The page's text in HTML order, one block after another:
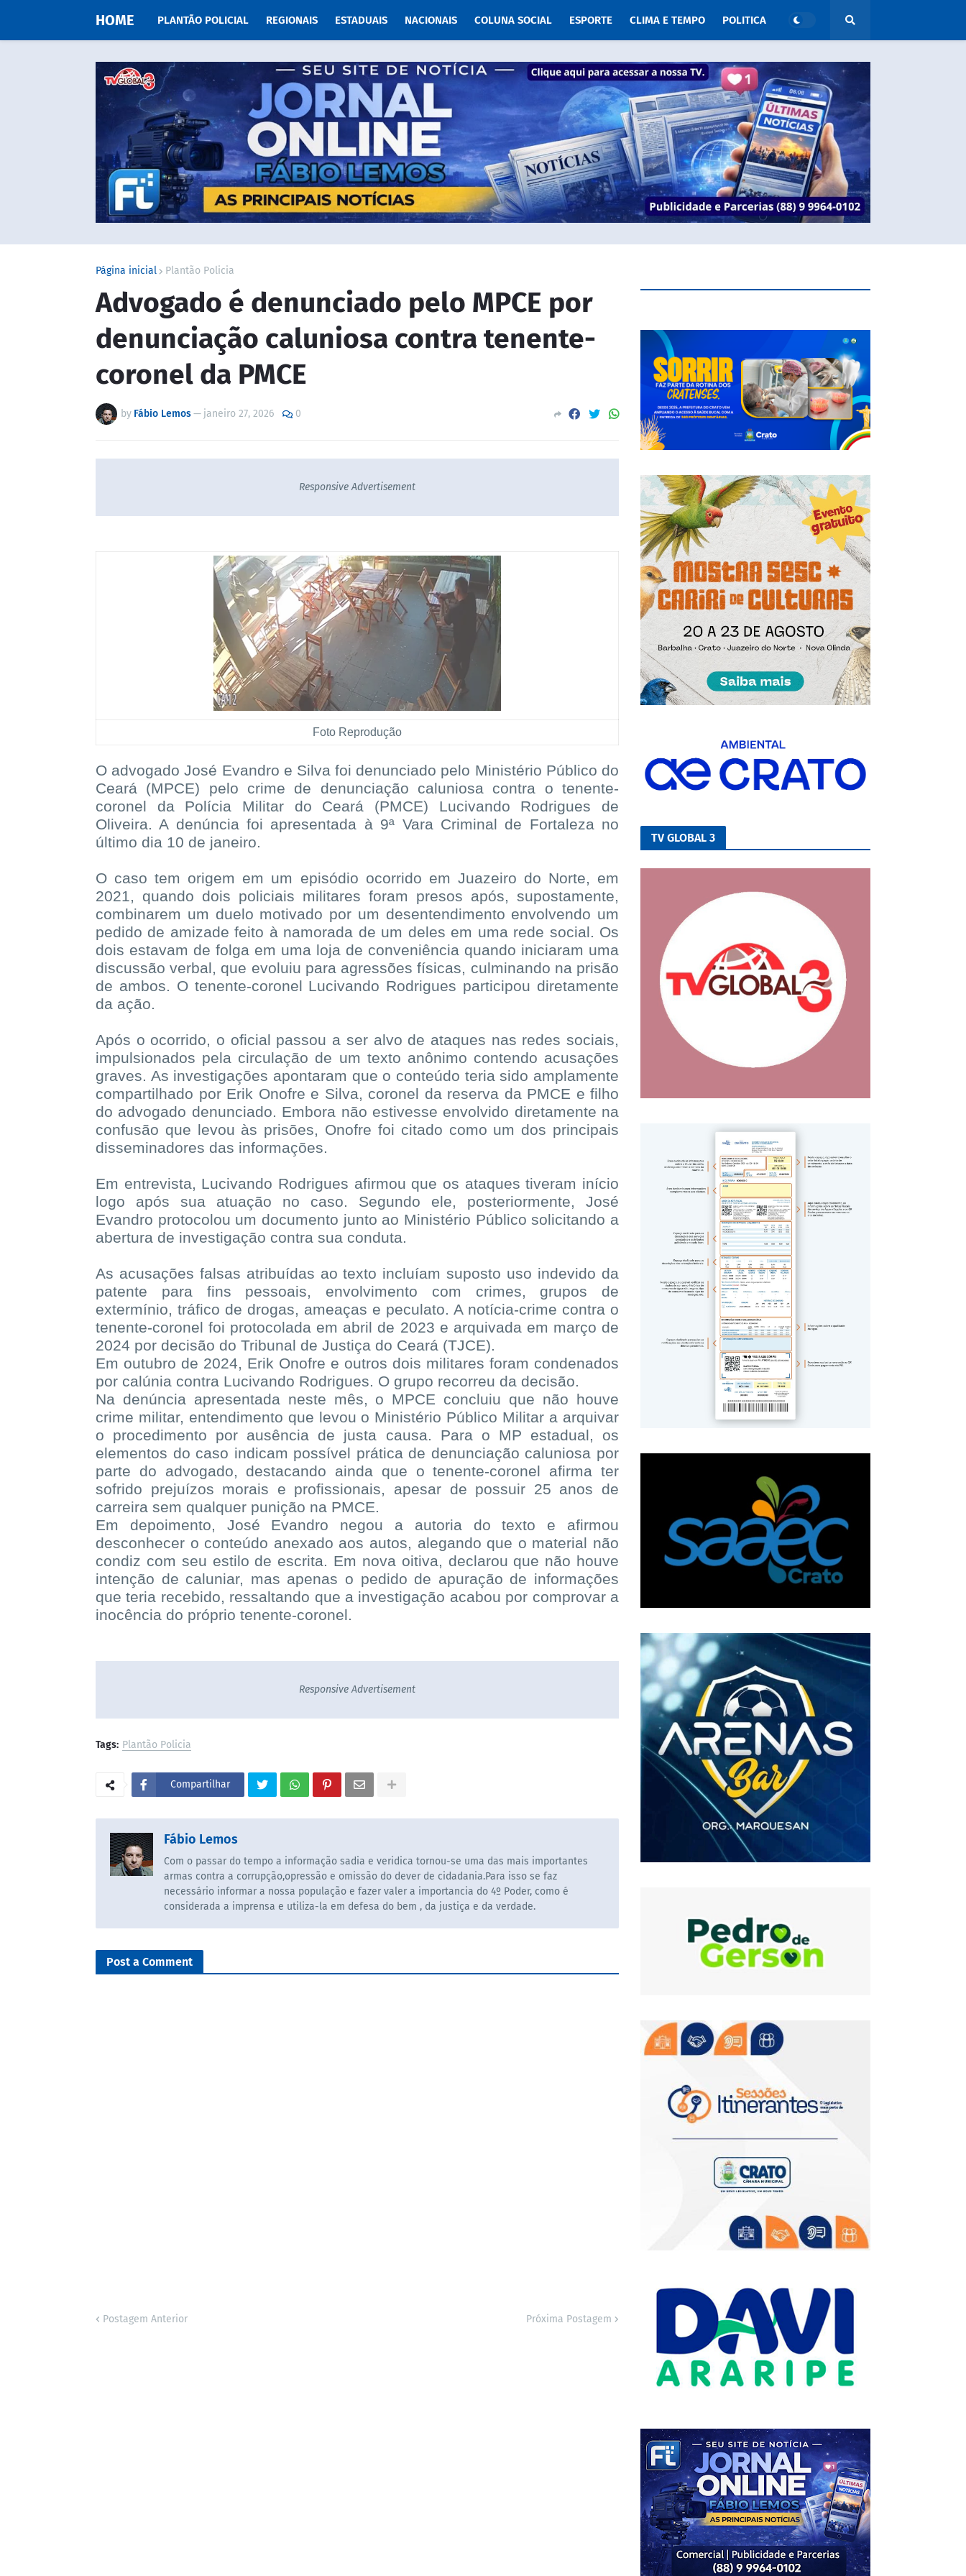
HOME PLANTÃO POLICIAL REGIONAIS ESTADUAIS NACIONAIS COLUNA SOCIAL ESPORTE CLIMA E TEMPO POLITICA
Página inicial Plantão Policia
Advogado é denunciado pelo MPCE por
denunciação caluniosa contra tenente-
coronel da PMCE
by Fábio Lemos— janeiro 27, 2026 0
Responsive Advertisement
Foto Reprodução
O advogado José Evandro e Silva foi denunciado pelo Ministério Público do
Ceará (MPCE) pelo crime de denunciação caluniosa contra o tenente-
coronel da Polícia Militar do Ceará (PMCE) Lucivando Rodrigues de
Oliveira. A denúncia foi apresentada à 9ª Vara Criminal de Fortaleza no
último dia 10 de janeiro.
O caso tem origem em um episódio ocorrido em Juazeiro do Norte, em
2021, quando dois policiais militares foram presos após, supostamente,
combinarem um duelo motivado por um desentendimento envolvendo um
pedido de amizade feito à namorada de um deles em uma rede social. Os
dois estavam de folga em uma loja de conveniência quando iniciaram uma
discussão verbal, que evoluiu para agressões físicas, culminando na prisão
de ambos. O tenente-coronel Lucivando Rodrigues participou diretamente
da ação.
Após o ocorrido, o oficial passou a ser alvo de ataques nas redes sociais,
impulsionados pela circulação de um texto anônimo contendo acusações
graves. As investigações apontaram que o conteúdo teria sido amplamente
compartilhado por Erik Onofre e Silva, coronel da reserva da PMCE e filho
do advogado denunciado. Embora não estivesse envolvido diretamente na
confusão que levou às prisões, Onofre foi citado como um dos principais
disseminadores das informações.
Em entrevista, Lucivando Rodrigues afirmou que os ataques tiveram início
logo após sua atuação no caso. Segundo ele, posteriormente, José
Evandro protocolou um documento junto ao Ministério Público solicitando a
abertura de investigação contra sua conduta.
As acusações falsas atribuídas ao texto incluíam suposto uso indevido da
patente para fins pessoais, envolvimento com crimes, grupos de
extermínio, tráfico de drogas, ameaças e peculato. A notícia-crime contra o
tenente-coronel foi protocolada em abril de 2023 e arquivada em março de
2024 por decisão do Tribunal de Justiça do Ceará (TJCE).
Em outubro de 2024, Erik Onofre e outros dois militares foram condenados
por calúnia contra Lucivando Rodrigues. O grupo recorreu da decisão.
Na denúncia apresentada neste mês, o MPCE concluiu que não houve
crime militar, entendimento que levou o Ministério Público Militar a arquivar
o procedimento por ausência de justa causa. Para o MP estadual, os
elementos do caso indicam possível prática de denunciação caluniosa por
parte do advogado, destacando ainda que o tenente-coronel afirma ter
sofrido prejuízos morais e profissionais, apesar de possuir 25 anos de
carreira sem qualquer punição na PMCE.
Em depoimento, José Evandro negou a autoria do texto e afirmou
desconhecer o conteúdo anexado aos autos, alegando que o material não
condiz com seu estilo de escrita. Em nova oitiva, declarou que não houve
intenção de caluniar, mas apenas o pedido de apuração de informações
que teria recebido, ressaltando que a investigação acabou por comprovar a
inocência do próprio tenente-coronel.
Responsive Advertisement
Tags: Plantão Policia
Compartilhar
Fábio Lemos
Com o passar do tempo a informação sadia e veridica tornou-se uma das mais importantes
armas contra a corrupção,opressão e omissão do dever de cidadania.Para isso se faz
necessário informar a nossa população e fazer valer a importancia do 4º Poder, como é
considerada a imprensa e utiliza-la em defesa do bem , da justiça e da verdade.
Post a Comment
Postagem Anterior Próxima Postagem
TV GLOBAL 3